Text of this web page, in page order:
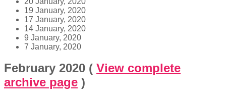
19 January, 2020
17 January, 2020
14 January, 2020
9 January, 2020
7 January, 2020
February 2020 ( View complete
archive page )